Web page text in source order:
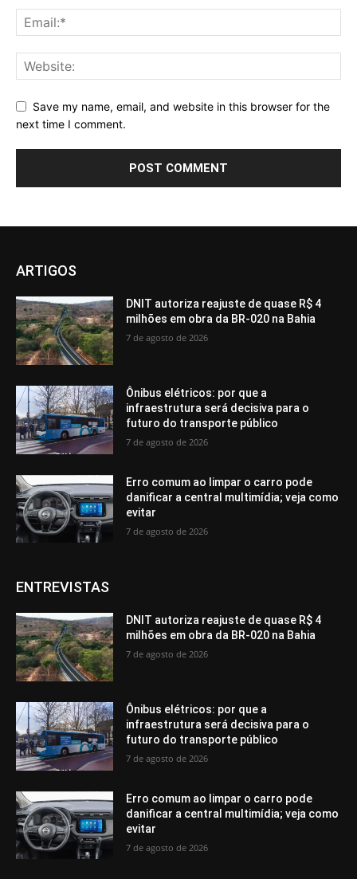
Save my name, email, and website in this browser for the
next time I comment.
ARTIGOS
DNIT autoriza reajuste de quase R$ 4
milhões em obra da BR-020 na Bahia
7 de agosto de 2026
Ônibus elétricos: por que a
infraestrutura será decisiva para o
futuro do transporte público
7 de agosto de 2026
Erro comum ao limpar o carro pode
danificar a central multimídia; veja como
evitar
7 de agosto de 2026
ENTREVISTAS
DNIT autoriza reajuste de quase R$ 4
milhões em obra da BR-020 na Bahia
7 de agosto de 2026
Ônibus elétricos: por que a
infraestrutura será decisiva para o
futuro do transporte público
7 de agosto de 2026
Erro comum ao limpar o carro pode
danificar a central multimídia; veja como
evitar
7 de agosto de 2026